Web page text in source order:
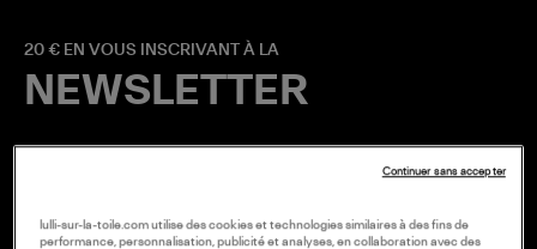
20 € EN VOUS INSCRIVANT À LA
NEWSLETTER
lulli-sur-la-toile.com utilise des cookies et technologies similaires à des fins de
performance, personnalisation, publicité et analyses, en collaboration avec des
Continuer sans accepter